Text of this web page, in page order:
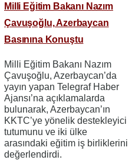
Milli Eğitim Bakanı Nazım
Çavuşoğlu, Azerbaycan
Basınına Konuştu
Milli Eğitim Bakanı Nazım
Çavuşoğlu, Azerbaycan’da
yayın yapan Telegraf Haber
Ajansı’na açıklamalarda
bulunarak, Azerbaycan’ın
KKTC’ye yönelik destekleyici
tutumunu ve iki ülke
arasındaki eğitim iş birliklerini
değerlendirdi.